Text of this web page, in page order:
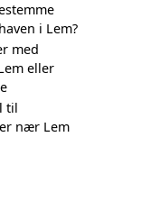
i Lem?
med
eller
til
nær Lem